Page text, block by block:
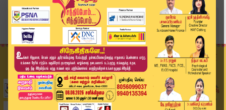
Home
வீடியோ ஸ்டோரி
Headlines Now | 11 AM Headlines | 08 DEC 2025 |...